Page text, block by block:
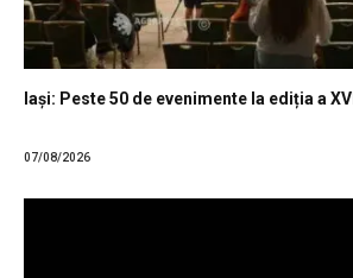
Iași: Peste 50 de evenimente la ediția a XVII
07/08/2026